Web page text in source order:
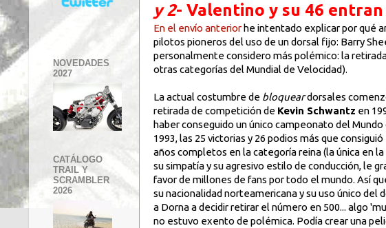
y 2- Valentino y su 46
En el envío anteriorhe intentado explicar por qué
pilotos pioneros del uso de un dorsal fijo: Barry
personalmente considero más polémico: la
otras categorías del Mundial de Velocidad).
La actual costumbre de bloqueardorsales
retirada de competición de Kevin Schwantz en
haber conseguido un único campeonato del Mundo
1993, las 25 victorias y 26 podios más que
años completos en la categoría reina (la única en
su simpatía y su agresivo estilo de conducción, le
favor de millones de fans por todo el mundo. Así
su nacionalidad norteamericana y su uso único del
a Dorna a decidir retirar el número en 500... algo
no estuvo exento de polémica. Podía crear una
NOVEDADES
2027
CATÁLOGO
TRAIL Y
SCRAMBLER
2026